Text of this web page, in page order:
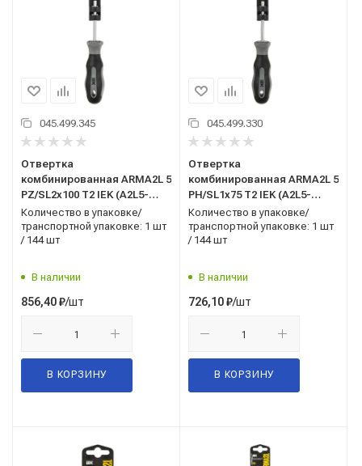
045.499.345
Отвертка
комбинированная ARMA2L 5
PZ/SL2х100 Т2 IEK (A2L5-
SC10-T2-ZS-20-100)
Количество в упаковке/
транспортной упаковке: 1 шт
/ 144 шт
В наличии
856,40₽/шт
В КОРЗИНУ
045.499.330
Отвертка
комбинированная ARMA2L 5
PH/SL1х75 Т2 IEK (A2L5-
SC10-T2-HS-10-075)
Количество в упаковке/
транспортной упаковке: 1 шт
/ 144 шт
В наличии
726,10₽/шт
В КОРЗИНУ